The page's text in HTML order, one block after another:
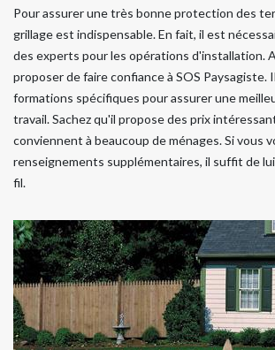
Pour assurer une très bonne protection des
grillage est indispensable. En fait, il est
des experts pour les opérations d'installation.
proposer de faire confiance à SOS Paysagiste.
formations spécifiques pour assurer une
travail. Sachez qu'il propose des prix
conviennent à beaucoup de ménages. Si vous
renseignements supplémentaires, il suffit de
fil.